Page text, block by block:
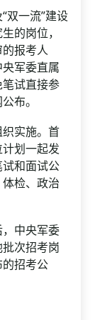
一流”建设
的岗位，
报考人
军委直属
试直接参
布。
实施。首
划一起发
和面试公
检、政治
中央军委
次招考岗
招考公